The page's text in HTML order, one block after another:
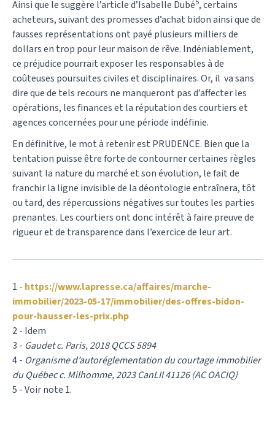
Ainsi que le suggère l’article d’Isabelle Dubé5, certains
acheteurs, suivant des promesses d’achat bidon ainsi que de
fausses représentations ont payé plusieurs milliers de
dollars en trop pour leur maison de rêve. Indéniablement,
ce préjudice pourrait exposer les responsables à de
coûteuses poursuites civiles et disciplinaires. Or, il va sans
dire que de tels recours ne manqueront pas d’affecter les
opérations, les finances et la réputation des courtiers et
agences concernées pour une période indéfinie.
En définitive, le mot à retenir est PRUDENCE. Bien que la
tentation puisse être forte de contourner certaines règles
suivant la nature du marché et son évolution, le fait de
franchir la ligne invisible de la déontologie entraînera, tôt
ou tard, des répercussions négatives sur toutes les parties
prenantes. Les courtiers ont donc intérêt à faire preuve de
rigueur et de transparence dans l’exercice de leur art.
1 - https://www.lapresse.ca/affaires/marche-
immobilier/2023-05-17/immobilier/des-offres-bidon-
pour-hausser-les-prix.php
2 - Idem
3 - Gaudet c. Paris, 2018 QCCS 5894
4 - Organisme d’autoréglementation du courtage immobilier
du Québec c. Milhomme, 2023 CanLII 41126 (AC OACIQ)
5 - Voir note 1.